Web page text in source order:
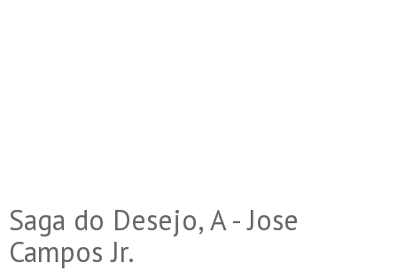
Saga do Desejo, A - Jose
Campos Jr.